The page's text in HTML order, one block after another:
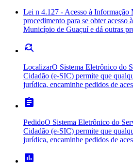
Lei n 4.127 - Acesso à Informação
procedimento para se obter acesso
Município de Guaçuí e dá outras
find_replace
LocalizarO Sistema Eletrônico do
Cidadão (e-SIC) permite que
jurídica, encaminhe pedidos de
assignment
PedidoO Sistema Eletrônico do
Cidadão (e-SIC) permite que
jurídica, encaminhe pedidos de
poll